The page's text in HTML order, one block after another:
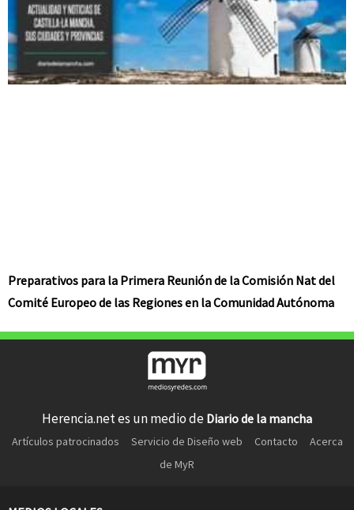
Preparativos para la Primera Reunión de la Comisión Nat del
Comité Europeo de las Regiones en la Comunidad Autónoma
Herencia.net es un medio de Diario de la mancha
Artículos patrocinados Servicio de Diseño web Contacto
Acerca
de MyR